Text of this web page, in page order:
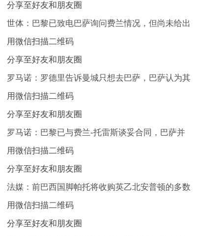
分享至好友和朋友圈
世体：巴黎已致电巴萨询问费兰情况，但尚未给出
用微信扫描二维码
分享至好友和朋友圈
罗马诺：罗德里告诉曼城只想去巴萨，巴萨认为其
用微信扫描二维码
分享至好友和朋友圈
罗马诺：巴黎已与费兰-托雷斯谈妥合同，巴萨并
用微信扫描二维码
分享至好友和朋友圈
法媒：前巴西国脚帕托将收购英乙北安普顿的多数
用微信扫描二维码
分享至好友和朋友圈